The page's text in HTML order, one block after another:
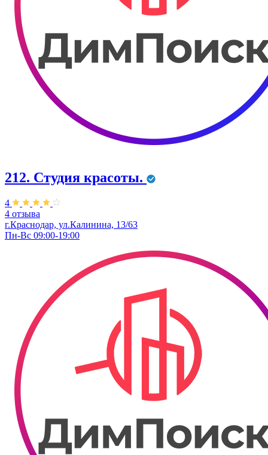
212. Студия красоты.
4
4 отзыва
г.Краснодар, ул.Калинина, 13/63
Пн-Вс 09:00-19:00